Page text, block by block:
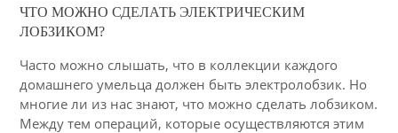
42
ЧТО МОЖНО СДЕЛАТЬ ЭЛЕКТРИЧЕСКИМ
ЛОБЗИКОМ?
Часто можно слышать, что в коллекции каждого
домашнего умельца должен быть электролобзик. Но
многие ли из нас знают, что можно сделать лобзиком.
Между тем операций, которые осуществляются этим